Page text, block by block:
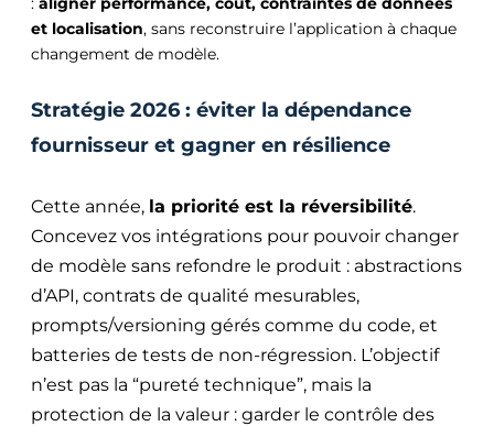
et localisation, sans reconstruire l’application à chaque
changement de modèle.
Stratégie 2026 : éviter la dépendance
fournisseur et gagner en résilience
Cette année, la priorité est la réversibilité.
Concevez vos intégrations pour pouvoir changer
de modèle sans refondre le produit : abstractions
d’API, contrats de qualité mesurables,
prompts/versioning gérés comme du code, et
batteries de tests de non-régression. L’objectif
n’est pas la “pureté technique”, mais la
protection de la valeur : garder le contrôle des